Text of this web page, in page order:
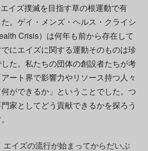
イズ撲滅を目指す草の根運動で有
。ゲイ・メンズ・ヘルス・クライシ
Crisis）は何年も前から存在して
にエイズに関する運動そのものは珍
た。私たちの団体の創設者たちが考
ート界で影響力やリソース持つ人々
ができるか」ということでした。つ
家としてどう貢献できるかを探ろう
エイズの流行が始まってからだいぶ